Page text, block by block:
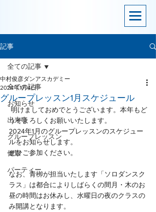
記事
全ての記事
お知らせ
出来事
グループレッスン
健康
パーティー
全ての記事
グループレッスン1月スケジュール
中村俊彦ダンアスカデミー
2024年1月4日
うぞよろしくお願いいたします。
2024年1月のグループレッスンのスケジュー
ルをお知らせします。
ぜひご参加ください。
なお、青栁が担当いたします「ソロダンスク
ラス」は都合によりしばらくの間月・木のお
昼の時間はお休みし、水曜日の夜のクラスの
み開講となります。